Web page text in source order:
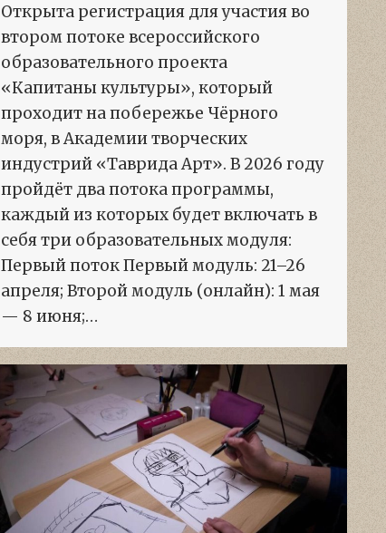
Открыта регистрация для участия во
втором потоке всероссийского
образовательного проекта
«Капитаны культуры», который
проходит на побережье Чёрного
моря, в Академии творческих
индустрий «Таврида Арт». В 2026 году
пройдёт два потока программы,
каждый из которых будет включать в
себя три образовательных модуля:
Первый поток Первый модуль: 21–26
апреля; Второй модуль (онлайн): 1 мая
— 8 июня;…